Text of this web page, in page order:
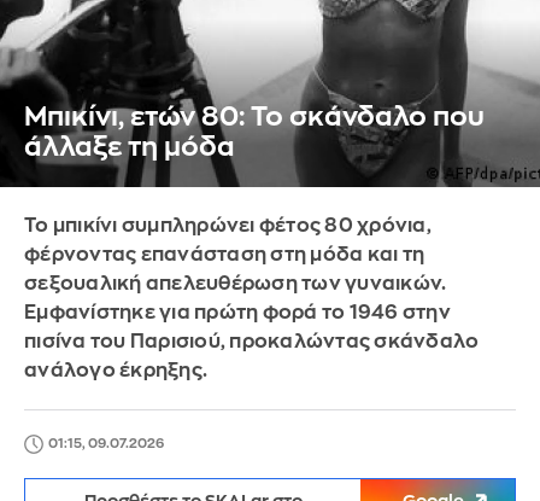
Μπικίνι, ετών 80: Το σκάνδαλο που
άλλαξε τη μόδα
Το μπικίνι συμπληρώνει φέτος 80 χρόνια,
φέρνοντας επανάσταση στη μόδα και τη
σεξουαλική απελευθέρωση των γυναικών.
Εμφανίστηκε για πρώτη φορά το 1946 στην
πισίνα του Παρισιού, προκαλώντας σκάνδαλο
ανάλογο έκρηξης.
01:15, 09.07.2026